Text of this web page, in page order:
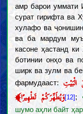
амр барои уммати
сурат гирифта ва
хулафо ва
ва ба мардум
касоне ҳастанд
ботинии онҳо ва
ширк ва зулм ва
фармудааст:
وَيُطَهِّرَكُمْ تَطْهِيرًا﴾ [12] ;
шумо аҳли байт